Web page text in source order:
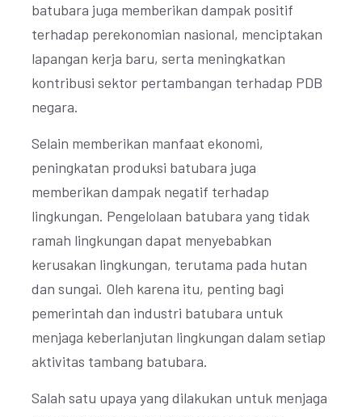
batubara juga memberikan dampak positif
terhadap perekonomian nasional, menciptakan
lapangan kerja baru, serta meningkatkan
kontribusi sektor pertambangan terhadap PDB
negara.
Selain memberikan manfaat ekonomi,
peningkatan produksi batubara juga
memberikan dampak negatif terhadap
lingkungan. Pengelolaan batubara yang tidak
ramah lingkungan dapat menyebabkan
kerusakan lingkungan, terutama pada hutan
dan sungai. Oleh karena itu, penting bagi
pemerintah dan industri batubara untuk
menjaga keberlanjutan lingkungan dalam setiap
aktivitas tambang batubara.
Salah satu upaya yang dilakukan untuk menjaga